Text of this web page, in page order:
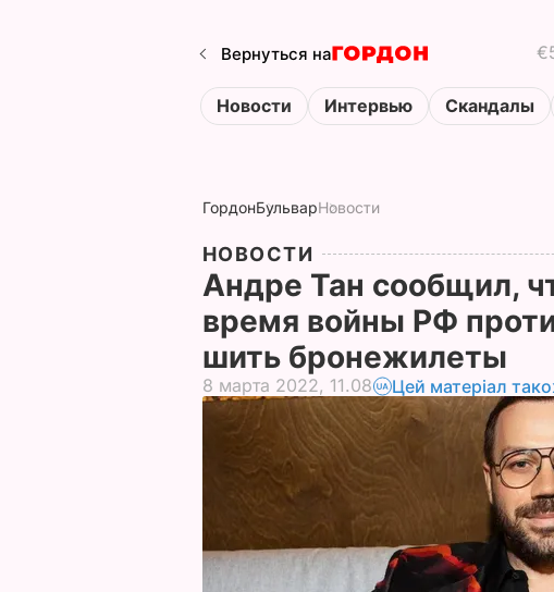
Вернуться на
Новости Интервью Скандалы
ГордонБульварНовости
НОВОСТИ
Андре Тан сообщил,
время войны РФ
шить бронежилеты
8 марта 2022, 11.08 Цей матеріал